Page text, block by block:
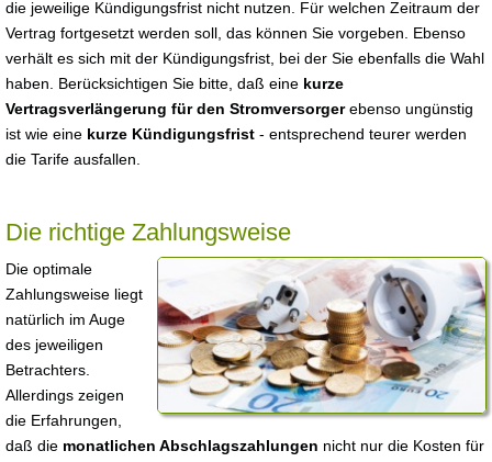
die jeweilige Kündigungsfrist nicht nutzen. Für welchen Zeitraum der
Vertrag fortgesetzt werden soll, das können Sie vorgeben. Ebenso
verhält es sich mit der Kündigungsfrist, bei der Sie ebenfalls die Wahl
haben. Berücksichtigen Sie bitte, daß eine kurze
Vertragsverlängerung für den Stromversorgerebenso ungünstig
ist wie eine kurze Kündigungsfrist - entsprechend teurer werden
die Tarife ausfallen.
Die richtige Zahlungsweise
Die optimale
Zahlungsweise liegt
natürlich im Auge
des jeweiligen
Betrachters.
Allerdings zeigen
die Erfahrungen,
daß die monatlichen Abschlagszahlungen nicht nur die Kosten für